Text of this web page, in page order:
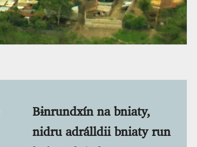
Bɨnrundxín na bniaty,
nidru adrálldii bniaty run